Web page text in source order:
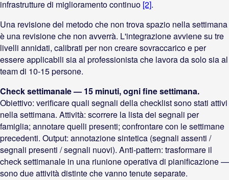
infrastrutture di miglioramento continuo [2].
Una revisione del metodo che non trova spazio nella settimana
è una revisione che non avverrà. L'integrazione avviene su tre
livelli annidati, calibrati per non creare sovraccarico e per
essere applicabili sia al professionista che lavora da solo sia al
team di 10-15 persone.
Check settimanale — 15 minuti, ogni fine settimana.
Obiettivo: verificare quali segnali della checklist sono stati attivi
nella settimana. Attività: scorrere la lista dei segnali per
famiglia; annotare quelli presenti; confrontare con le settimane
precedenti. Output: annotazione sintetica (segnali assenti /
segnali presenti / segnali nuovi). Anti-pattern: trasformare il
check settimanale in una riunione operativa di pianificazione —
sono due attività distinte che vanno tenute separate.